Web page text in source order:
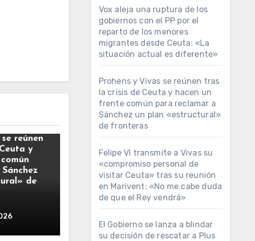
reúnen
y
de
Vox aleja una ruptura de los
gobiernos con el PP por el
reparto de los menores
migrantes desde Ceuta: «La
situación actual es diferente»
Prohens y Vivas se reúnen tras
la crisis de Ceuta y hacen un
frente común para reclamar a
Sánchez un plan «estructural»
de fronteras
Felipe VI transmite a Vivas su
«compromiso personal de
visitar Ceuta» tras su reunión
en Marivent: «No me cabe duda
de que el Rey vendrá»
El Gobierno se lanza a blindar
su decisión de rescatar a Plus